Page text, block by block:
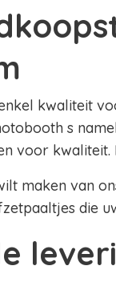
kwaliteit
s
voor
maken van
die